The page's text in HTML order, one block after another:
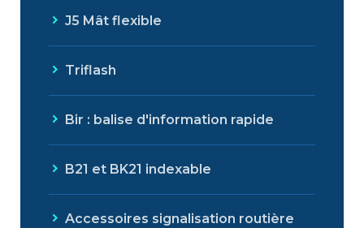
J5 Mât flexible
Triflash
Bir : balise d'information rapide
B21 et BK21 indexable
Accessoires signalisation routière